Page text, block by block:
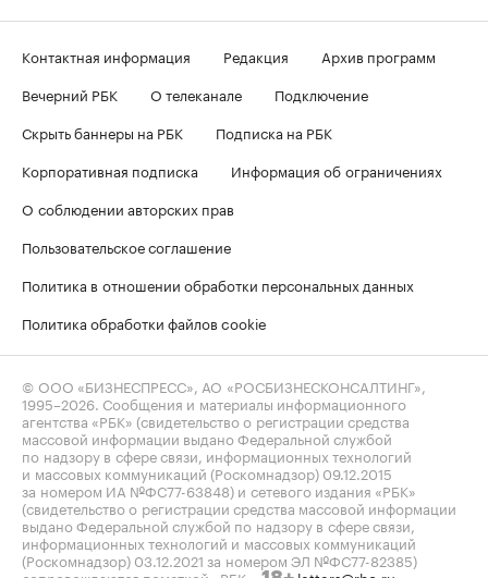
Контактная информация Редакция
Архив программ
Вечерний РБК
О телеканале
Подключение
Скрыть баннеры на РБК
Подписка на РБК
Корпоративная подписка
Информация об ограничениях
О соблюдении авторских прав
Пользовательское соглашение
Политика в отношении обработки персональных данных
Политика обработки файлов cookie
© ООО «БИЗНЕСПРЕСС», АО «РОСБИЗНЕСКОНСАЛТИНГ»,
1995–2026 . Сообщения и материалы информационного
агентства «РБК» (свидетельство о регистрации средства
массовой информации выдано Федеральной службой
по надзору в сфере связи, информационных технологий
и массовых коммуникаций (Роскомнадзор) 09.12.2015
за номером ИА №ФС77-63848) и сетевого издания «РБК»
(свидетельство о регистрации средства массовой информации
выдано Федеральной службой по надзору в сфере связи,
информационных технологий и массовых коммуникаций
(Роскомнадзор) 03.12.2021 за номером ЭЛ №ФС77-82385)